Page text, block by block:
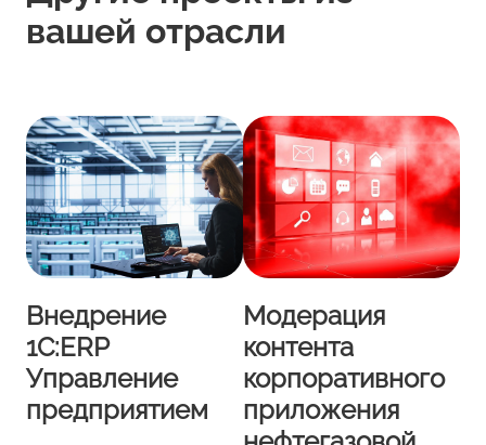
вашей отрасли
Внедрение
1С:ERP
Управление
предприятием
Модерация
контента
корпоративного
приложения